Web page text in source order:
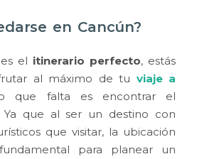
en Cancún?
el itinerario perfecto, estás
al máximo de tu viaje a
que falta es encontrar el
que al ser un destino con
que visitar, la ubicación
para planear un